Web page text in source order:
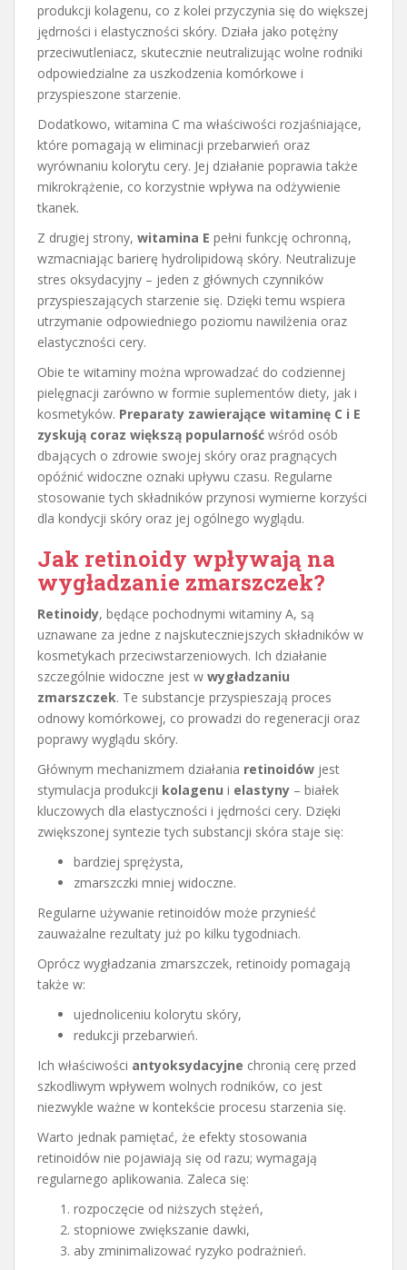
produkcji kolagenu, co z kolei przyczynia się do większej
jędrności i elastyczności skóry. Działa jako potężny
przeciwutleniacz, skutecznie neutralizując wolne rodniki
odpowiedzialne za uszkodzenia komórkowe i
przyspieszone starzenie.
Dodatkowo, witamina C ma właściwości rozjaśniające,
które pomagają w eliminacji przebarwień oraz
wyrównaniu kolorytu cery. Jej działanie poprawia także
mikrokrążenie, co korzystnie wpływa na odżywienie
tkanek.
Z drugiej strony, witamina E pełni funkcję ochronną,
wzmacniając barierę hydrolipidową skóry. Neutralizuje
stres oksydacyjny – jeden z głównych czynników
przyspieszających starzenie się. Dzięki temu wspiera
utrzymanie odpowiedniego poziomu nawilżenia oraz
elastyczności cery.
Obie te witaminy można wprowadzać do codziennej
pielęgnacji zarówno w formie suplementów diety, jak i
kosmetyków. Preparaty zawierające witaminę C i E
zyskują coraz większą popularność wśród osób
dbających o zdrowie swojej skóry oraz pragnących
opóźnić widoczne oznaki upływu czasu. Regularne
stosowanie tych składników przynosi wymierne korzyści
dla kondycji skóry oraz jej ogólnego wyglądu.
Jak retinoidy wpływają na
wygładzanie zmarszczek?
Retinoidy, będące pochodnymi witaminy A, są
uznawane za jedne z najskuteczniejszych składników w
kosmetykach przeciwstarzeniowych. Ich działanie
szczególnie widoczne jest w wygładzaniu
zmarszczek. Te substancje przyspieszają proces
odnowy komórkowej, co prowadzi do regeneracji oraz
poprawy wyglądu skóry.
Głównym mechanizmem działania retinoidów jest
stymulacja produkcji kolagenu i elastyny – białek
kluczowych dla elastyczności i jędrności cery. Dzięki
zwiększonej syntezie tych substancji skóra staje się:
bardziej sprężysta,
zmarszczki mniej widoczne.
Regularne używanie retinoidów może przynieść
zauważalne rezultaty już po kilku tygodniach.
Oprócz wygładzania zmarszczek, retinoidy pomagają
także w:
ujednoliceniu kolorytu skóry,
redukcji przebarwień.
Ich właściwości antyoksydacyjne chronią cerę przed
szkodliwym wpływem wolnych rodników, co jest
niezwykle ważne w kontekście procesu starzenia się.
Warto jednak pamiętać, że efekty stosowania
retinoidów nie pojawiają się od razu; wymagają
regularnego aplikowania. Zaleca się:
rozpoczęcie od niższych stężeń,
stopniowe zwiększanie dawki,
aby zminimalizować ryzyko podrażnień.